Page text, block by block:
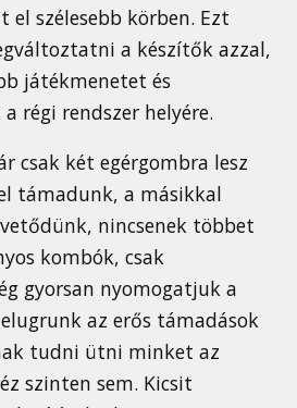
el szélesebb körben. Ezt
a készítők azzal,
játékmenetet és
régi rendszer helyére.
csak két egérgombra lesz
támadunk, a másikkal
nincsenek többet
kombók, csak
gyorsan nyomogatjuk a
az erős támadások
tudni ütni minket az
szinten sem. Kicsit